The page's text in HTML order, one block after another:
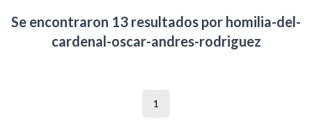
Se encontraron 13 resultados por homilia-del-
cardenal-oscar-andres-rodriguez
1